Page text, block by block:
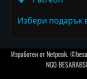
Избери подарък
Изработен отNetpeak.
NGO